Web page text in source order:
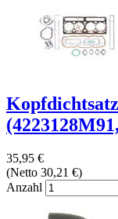
35,95 €
(Netto 30,21 €)
Anzahl